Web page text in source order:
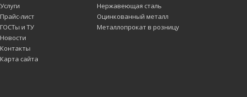
Услуги
Прайс-лист
ГОСТы и ТУ
Новости
Контакты
Карта сайта
Нержавеющая сталь
Оцинкованный металл
Металлопрокат в розницу